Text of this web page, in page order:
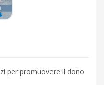
per promuovere il dono